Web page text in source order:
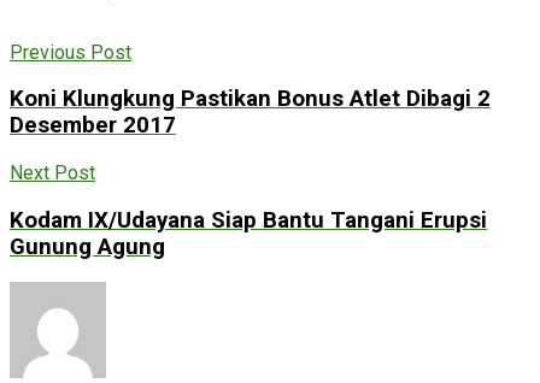
Previous Post
Koni Klungkung Pastikan Bonus Atlet Dibagi 2
Desember 2017
Next Post
Kodam IX/Udayana Siap Bantu Tangani Erupsi
Gunung Agung